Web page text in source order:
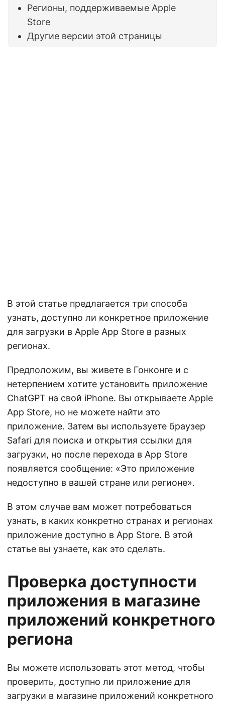
Регионы, поддерживаемые Apple
Store
Другие версии этой страницы
В этой статье предлагается три способа
узнать, доступно ли конкретное приложение
для загрузки в Apple App Store в разных
регионах.
Предположим, вы живете в Гонконге и с
нетерпением хотите установить приложение
ChatGPT на свой iPhone. Вы открываете Apple
App Store, но не можете найти это
приложение. Затем вы используете браузер
Safari для поиска и открытия ссылки для
загрузки, но после перехода в App Store
появляется сообщение: «Это приложение
недоступно в вашей стране или регионе».
В этом случае вам может потребоваться
узнать, в каких конкретно странах и регионах
приложение доступно в App Store. В этой
статье вы узнаете, как это сделать.
Проверка доступности
приложения в магазине
приложений конкретного
региона
Вы можете использовать этот метод, чтобы
проверить, доступно ли приложение для
загрузки в магазине приложений конкретного